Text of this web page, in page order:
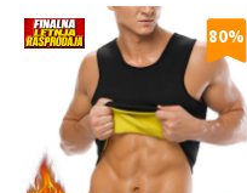
80%